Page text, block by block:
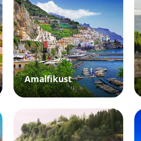
Amalfikust